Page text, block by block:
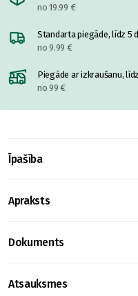
no 19.99 €
Standarta piegāde, līdz 5
no 9.99 €
Piegāde ar izkraušanu,
no 99 €
Īpašība
Apraksts
Dokuments
Atsauksmes